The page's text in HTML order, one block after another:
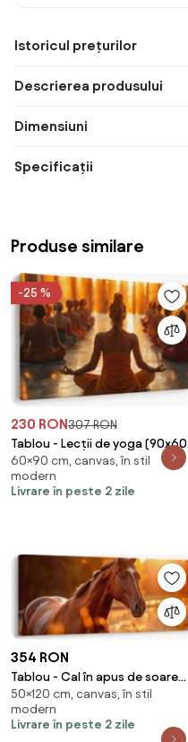
Istoricul prețurilor
Descrierea produsului
Dimensiuni
Specificații
Produse similare
-25 %
230 RON307 RON
Tablou - Lecții de yoga (90x60
cm)
60×90 cm, canvas, în stil
modern
Livrare în peste 2 zile
354 RON
Tablou - Cal în apus de soare
(120x50 cm)
50×120 cm, canvas, în stil
modern
Livrare în peste 2 zile